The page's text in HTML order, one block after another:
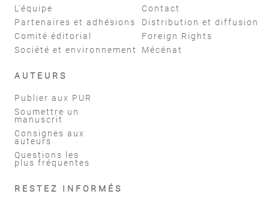
L'équipe
Partenaires et adhésions
Comité éditorial
Société et environnement
Contact
Distribution et diffusion
Foreign Rights
Mécénat
AUTEURS
Publier aux PUR
Soumettre un
manuscrit
Consignes aux
auteurs
Questions les
plus fréquentes
RESTEZ INFORMÉS